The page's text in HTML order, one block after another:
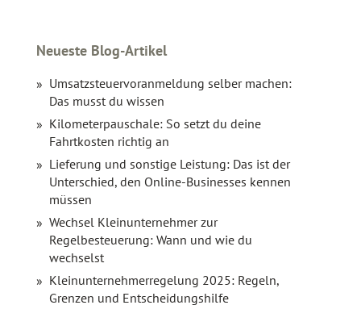
Neueste Blog-Artikel
Umsatzsteuervoranmeldung selber machen:
Das musst du wissen
Kilometerpauschale: So setzt du deine
Fahrtkosten richtig an
Lieferung und sonstige Leistung: Das ist der
Unterschied, den Online-Businesses kennen
müssen
Wechsel Kleinunternehmer zur
Regelbesteuerung: Wann und wie du
wechselst
Kleinunternehmerregelung 2025: Regeln,
Grenzen und Entscheidungshilfe